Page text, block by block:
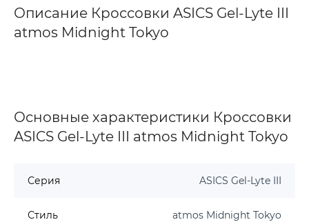
Описание Кроссовки ASICS Gel-Lyte III
atmos Midnight Tokyo
Основные характеристики Кроссовки
ASICS Gel-Lyte III atmos Midnight Tokyo
Серия ASICS Gel-Lyte III
Стиль atmos Midnight Tokyo